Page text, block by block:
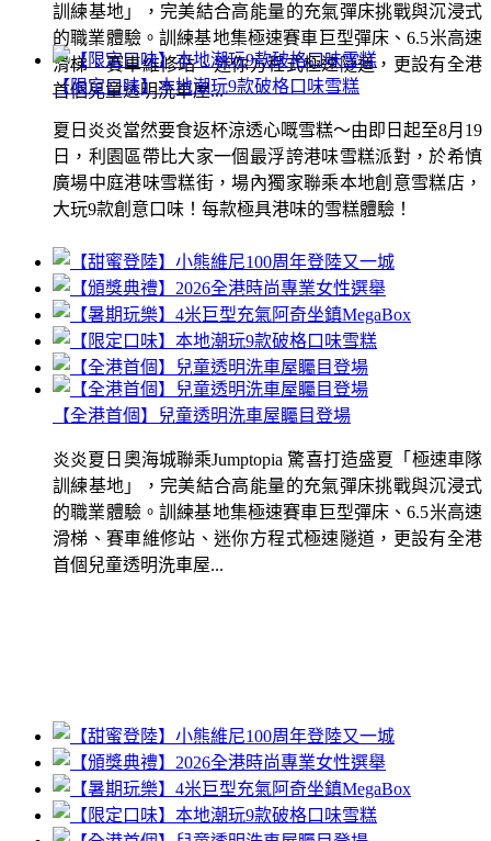
訓練基地」，完美結合高能量的充氣彈床挑戰與沉浸式
的職業體驗。訓練基地集極速賽車巨型彈床、6.5米高速
滑梯、賽車維修站、迷你方程式極速隧道，更設有全港
首個兒童透明洗車屋...
【限定口味】本地潮玩9款破格口味雪糕
夏日炎炎當然要食返杯涼透心嘅雪糕～由即日起至8月19
日，利園區帶比大家一個最浮誇港味雪糕派對，於希慎
廣場中庭港味雪糕街，場內獨家聯乘本地創意雪糕店，
大玩9款創意口味！每款極具港味的雪糕體驗！
【全港首個】兒童透明洗車屋矚目登場
炎炎夏日奧海城聯乘Jumptopia 驚喜打造盛夏「極速車隊
訓練基地」，完美結合高能量的充氣彈床挑戰與沉浸式
的職業體驗。訓練基地集極速賽車巨型彈床、6.5米高速
滑梯、賽車維修站、迷你方程式極速隧道，更設有全港
首個兒童透明洗車屋...